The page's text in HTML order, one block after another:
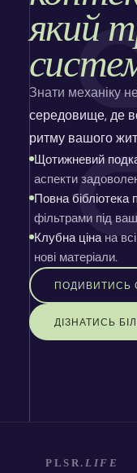
який
Знати механіку
середовище, де
ритму вашого
Щотижневий
аспекти
Повна бібліотека
фільтрами під
Клубна цінана
нові матеріали.
ПОДИВИТИСЬ
ДІЗНАТИСЬ
PLSR. LIFE